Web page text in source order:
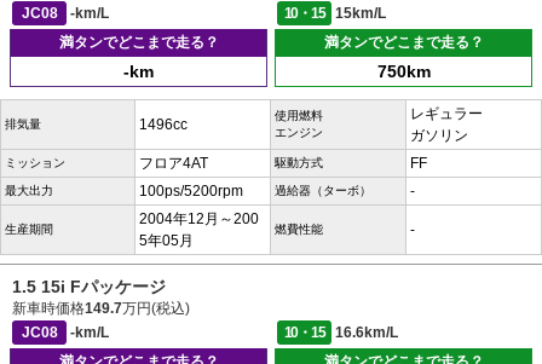
JC08
-km/L 10・15
15km/L
満タンでどこまで走る？
-km
満タンでどこまで走る？
750km
排気量 1496cc
使用燃料
エンジン
レギュラー
ガソリン
ミッション フロア4AT 駆動方式 FF
最大出力 100ps/5200rpm 過給器（ターボ） -
生産期間
2004年12月～200
5年05月
燃費性能 -
1.5 15i Fパッケージ
新車時価格149.7万円(税込)
JC08
-km/L 10・15
16.6km/L